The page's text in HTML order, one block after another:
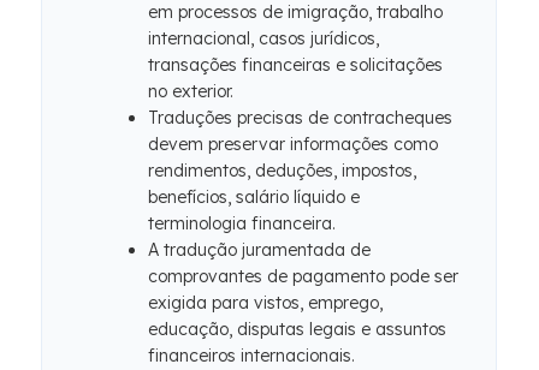
em processos de imigração, trabalho
internacional, casos jurídicos,
transações financeiras e solicitações
no exterior.
Traduções precisas de contracheques
devem preservar informações como
rendimentos, deduções, impostos,
benefícios, salário líquido e
terminologia financeira.
A tradução juramentada de
comprovantes de pagamento pode ser
exigida para vistos, emprego,
educação, disputas legais e assuntos
financeiros internacionais.